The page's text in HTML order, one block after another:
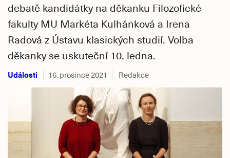
debatě kandidátky na děkanku Filozofické
fakulty MU Markéta Kulhánková a Irena
Radová z Ústavu klasických studií. Volba
děkanky se uskuteční 10. ledna.
Události 16. prosince 2021 Redakce